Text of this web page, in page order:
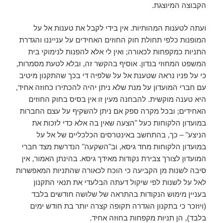
הקבוצה המיוצגת.
ועתה לטענות המהותיות. אין בידי לקבל את טענות אל על
המופנות כלפי תחולת חוק החוזים האחידים על ענייננו והגדרת
התניות כמקפחות לכאורה; ואין לי אלא להפנות לנימוקי בית
המשפט המחוזי בנדון. אוסיף בהקשר זה, ובלא לטעת מסמרות,
כי על פניו נראה שטענת אל על שלפיה די בכך שהתקנון מיטיב
עם חברי המועדון על מנת שלא ניתן יהיה להכתירו כחוזה אחיד,
היא טענה מוקשית. להבחנה מעין זו אין בסיס בחוק החוזים
האחידים; ובכל מקרה ספק אם ניתן להשקיף על עצם החברות
במועדון הלקוחות כעל "הצעה שאין בה אלא כדי לזכות את
הניצע" – כך, בהתחשב באינטרסים הכלכליים של אל על
במועדון הלקוחות מחד גיסא, וב"השקעה" הנדרשת מצד חברי
המועדון לצורך צבירת נקודות מאידך גיסא. בהינתן האמור, אין
סיבה לשנות מן הקביעה כי הוכח לכאורה שהתניות המאפשרות
לאל על לשנות לפי שיקול דעתה הבלעדי את תנאי התקנון
בעניין מימוש הנקודות בהתראה של שלושה חודשים בלבד
(ויוזכר כי בתקנון הוגדרה תקופה קצרה יותר בת חודש ימים
בלבד), הן תניות מקפחות בחוזה אחיד.